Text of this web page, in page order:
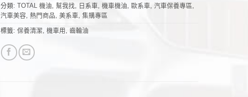
分類: TOTAL 機油, 幫我找, 日系車, 機車機油, 歐系車, 汽車保養專區,
汽車美容, 熱門商品, 美系車, 集購專區
標籤: 保養清潔, 機車用 , 齒輪油